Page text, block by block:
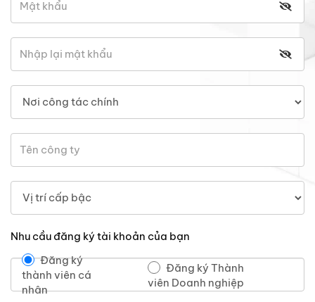
Nhu cầu đăng ký tài khoản của bạn
Đăng ký
thành viên cá
nhân
Đăng ký Thành
viên Doanh nghiệp